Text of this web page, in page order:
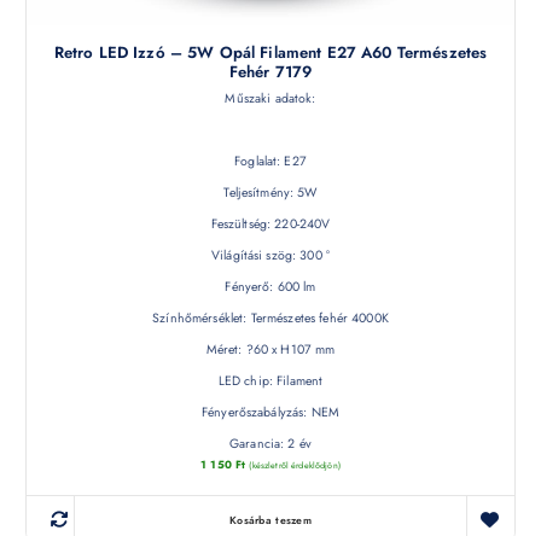
Retro LED Izzó – 5W Opál Filament E27 A60 Természetes
Fehér 7179
Műszaki adatok:
Foglalat: E27
Teljesítmény: 5W
Feszültség: 220-240V
Világítási szög: 300 °
Fényerő: 600 lm
Színhőmérséklet: Természetes fehér 4000K
Méret: ?60 x H107 mm
LED chip: Filament
Fényerőszabályzás: NEM
Garancia: 2 év
1 150 Ft (készletről érdeklődjön)
Kosárba teszem